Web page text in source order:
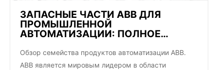
ЗАПАСНЫЕ ЧАСТИ ABB ДЛЯ
ПРОМЫШЛЕННОЙ
АВТОМАТИЗАЦИИ: ПОЛНОЕ
Обзор семейства продуктов автоматизации ABB.
ABB является мировым лидером в области